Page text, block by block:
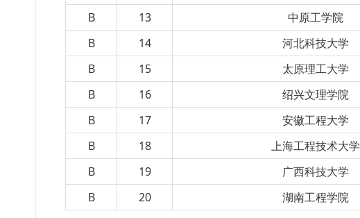
B
13 中原工学院
B
14 河北科技大学
B
15 太原理工大学
B
16 绍兴文理学院
B
17 安徽工程大学
B
18 上海工程技术大学
B
19 广西科技大学
B
20 湖南工程学院